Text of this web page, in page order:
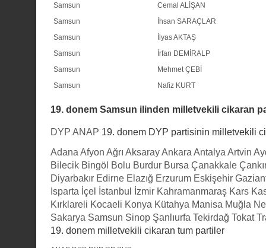
Samsun
Cemal ALİŞAN
Samsun
İhsan SARAÇLAR
Samsun
İlyas AKTAŞ
Samsun
İrfan DEMİRALP
Samsun
Mehmet ÇEBİ
Samsun
Nafiz KURT
19. donem Samsun ilinden milletvekili cikaran
DYP ANAP 19. donem DYP partisinin milletvekili
Adana Afyon Ağrı AksarayAnkara Antalya Artvin
Bilecik Bingöl Bolu Burdur Bursa Çanakkale
Diyarbakır Edirne Elazığ Erzurum Eskişehir
Isparta İçel İstanbul İzmir Kahramanmaraş Kars
Kırklareli Kocaeli Konya Kütahya Manisa Muğla
Sakarya Samsun Sinop Şanlıurfa Tekirdağ Tokat
19. donem milletvekili cikaran tum partiler